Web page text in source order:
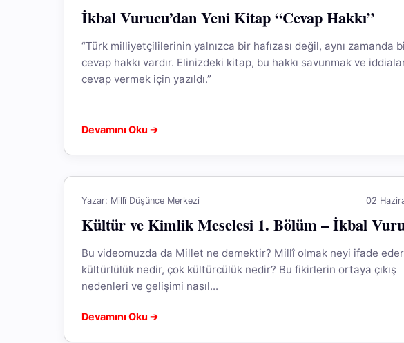
İkbal Vurucu’dan Yeni Kitap “Cevap Hakkı”
“Türk milliyetçililerinin yalnızca bir hafızası değil, aynı zamanda
cevap hakkı vardır. Elinizdeki kitap, bu hakkı savunmak ve
cevap vermek için yazıldı.”
Devamını Oku ➔
Yazar: Millî Düşünce Merkezi 02
Kültür ve Kimlik Meselesi 1. Bölüm – İkbal
Bu videomuzda da Millet ne demektir? Millî olmak neyi ifade
kültürlülük nedir, çok kültürcülük nedir? Bu fikirlerin ortaya çıkış
nedenleri ve gelişimi nasıl...
Devamını Oku ➔